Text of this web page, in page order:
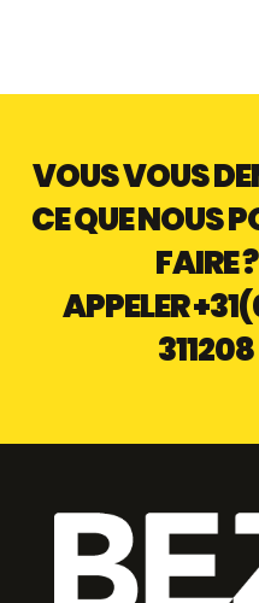
VOUS VOUS
CE QUE NOUS
FAIRE ?
APPELER
311208